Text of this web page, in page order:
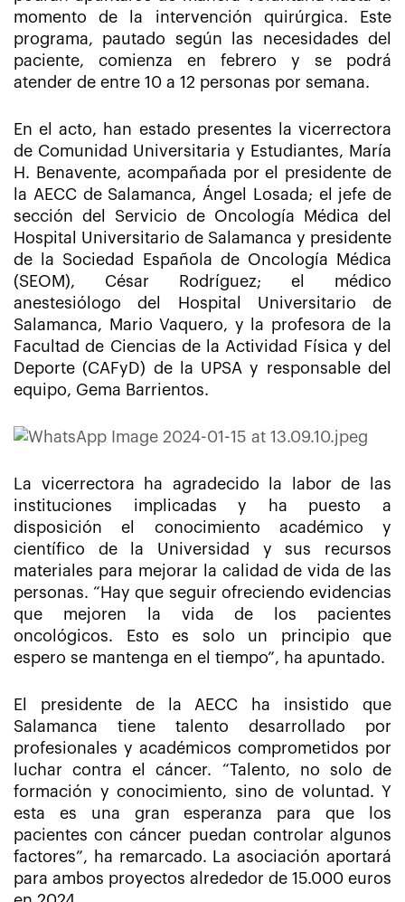
momento de la intervención quirúrgica. Este
programa, pautado según las necesidades del
paciente, comienza en febrero y se podrá
atender de entre 10 a 12 personas por semana.
En el acto, han estado presentes la vicerrectora
de Comunidad Universitaria y Estudiantes, María
H. Benavente, acompañada por el presidente de
la AECC de Salamanca, Ángel Losada; el jefe de
sección del Servicio de Oncología Médica del
Hospital Universitario de Salamanca y presidente
de la Sociedad Española de Oncología Médica
(SEOM), César Rodríguez; el médico
anestesiólogo del Hospital Universitario de
Salamanca, Mario Vaquero, y la profesora de la
Facultad de Ciencias de la Actividad Física y del
Deporte (CAFyD) de la UPSA y responsable del
equipo, Gema Barrientos.
La vicerrectora ha agradecido la labor de las
instituciones implicadas y ha puesto a
disposición el conocimiento académico y
científico de la Universidad y sus recursos
materiales para mejorar la calidad de vida de las
personas. “Hay que seguir ofreciendo evidencias
que mejoren la vida de los pacientes
oncológicos. Esto es solo un principio que
espero se mantenga en el tiempo”, ha apuntado.
El presidente de la AECC ha insistido que
Salamanca tiene talento desarrollado por
profesionales y académicos comprometidos por
luchar contra el cáncer. “Talento, no solo de
formación y conocimiento, sino de voluntad. Y
esta es una gran esperanza para que los
pacientes con cáncer puedan controlar algunos
factores”, ha remarcado. La asociación aportará
para ambos proyectos alrededor de 15.000 euros